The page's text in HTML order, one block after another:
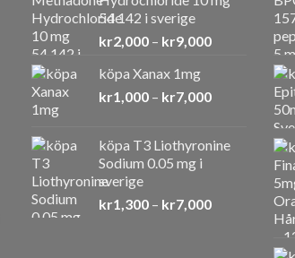
54 142 i sverige
kr2,000 – kr9,000Prisintervall:
kr9,000
köpa Xanax 1mg
kr1,000 – kr7,000Prisintervall:
kr7,000
köpa T3 Liothyronine
Sodium 0.05 mg i
sverige
kr1,300 – kr7,000Prisintervall: